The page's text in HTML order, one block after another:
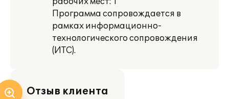
Программа сопровождается в
рамках информационно-
технологического сопровождения
(ИТС).
Отзыв клиента